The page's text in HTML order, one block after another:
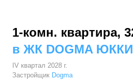
1-комн. квартира,
в ЖК DOGMA ЮККИ
IV квартал 2028 г.
Застройщик Dogma